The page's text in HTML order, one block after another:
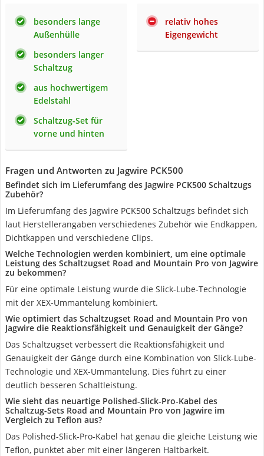
besonders lange
Außenhülle
besonders langer
Schaltzug
aus hochwertigem
Edelstahl
Schaltzug-Set für
vorne und hinten
relativ hohes
Eigengewicht
Fragen und Antworten zu Jagwire PCK500
Befindet sich im Lieferumfang des Jagwire PCK500 Schaltzugs
Zubehör?
Im Lieferumfang des Jagwire PCK500 Schaltzugs befindet sich
laut Herstellerangaben verschiedenes Zubehör wie Endkappen,
Dichtkappen und verschiedene Clips.
Welche Technologien werden kombiniert, um eine optimale
Leistung des Schaltzugset Road and Mountain Pro von Jagwire
zu bekommen?
Für eine optimale Leistung wurde die Slick-Lube-Technologie
mit der XEX-Ummantelung kombiniert.
Wie optimiert das Schaltzugset Road and Mountain Pro von
Jagwire die Reaktionsfähigkeit und Genauigkeit der Gänge?
Das Schaltzugset verbessert die Reaktionsfähigkeit und
Genauigkeit der Gänge durch eine Kombination von Slick-Lube-
Technologie und XEX-Ummantelung. Dies führt zu einer
deutlich besseren Schaltleistung.
Wie sieht das neuartige Polished-Slick-Pro-Kabel des
Schaltzug-Sets Road and Mountain Pro von Jagwire im
Vergleich zu Teflon aus?
Das Polished-Slick-Pro-Kabel hat genau die gleiche Leistung wie
Teflon, punktet aber mit einer längeren Haltbarkeit.